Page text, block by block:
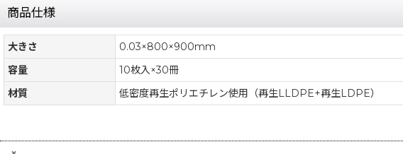
商品仕様
大きさ
0.03×800×900mm
容量
10枚入×30冊
材質
低密度再生ポリエチレン使用（再生LLDPE+再生LDPE）